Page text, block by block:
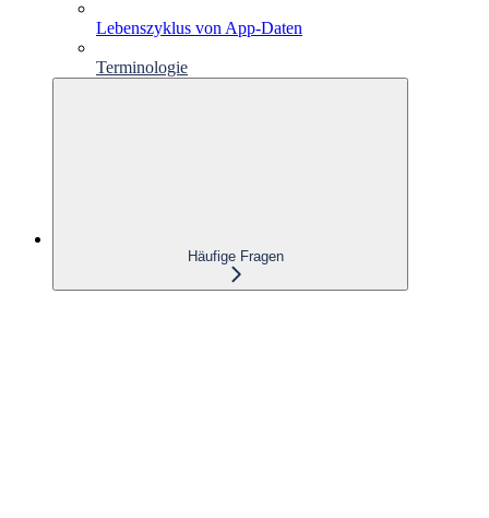
Lebenszyklus von App-Daten
Terminologie
Häufige Fragen